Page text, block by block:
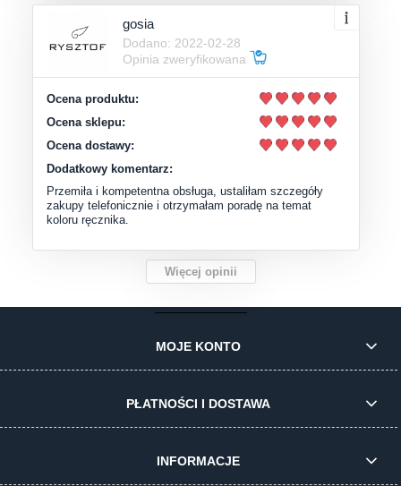
gosia
Dodano: 2022-02-28
Opinia zweryfikowana
Ocena produktu:
Ocena sklepu:
Ocena dostawy:
Dodatkowy komentarz:
Przemiła i kompetentna obsługa, ustaliłam szczegóły
zakupy telefonicznie i otrzymałam poradę na temat
koloru ręcznika.
Więcej opinii
MOJE KONTO
PŁATNOŚCI I DOSTAWA
INFORMACJE